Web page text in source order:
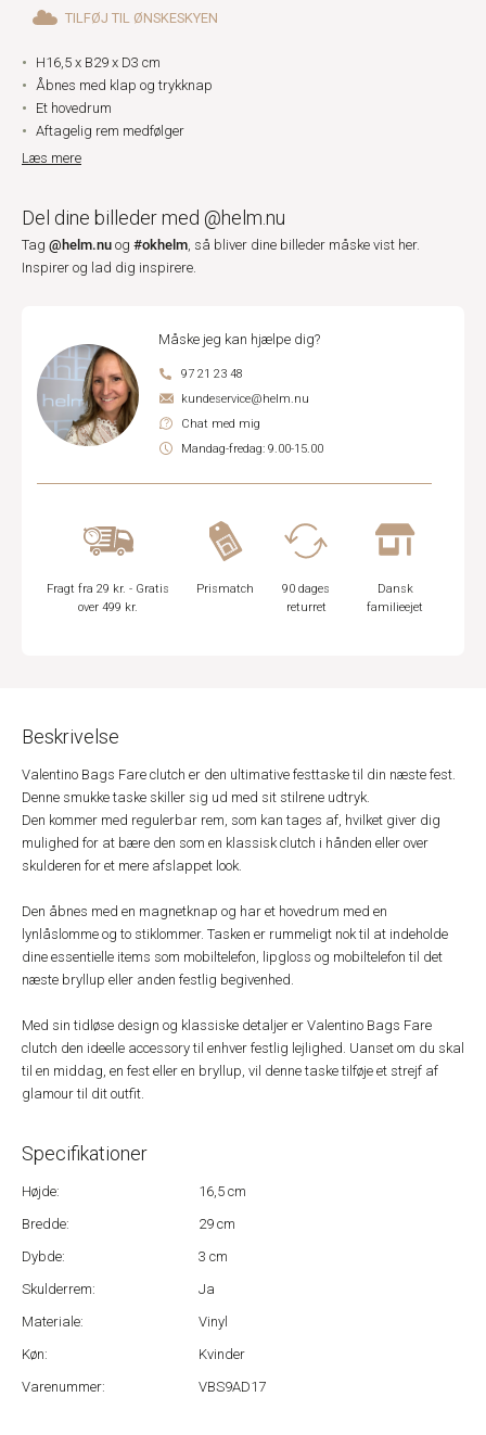
TILFØJ TIL ØNSKESKYEN
H16,5 x B29 x D3 cm
Åbnes med klap og trykknap
Et hovedrum
Aftagelig rem medfølger
Læs mere
Del dine billeder med @helm.nu
Tag @helm.nu og #okhelm, så bliver dine billeder måske vist her.
Inspirer og lad dig inspirere.
Måske jeg kan hjælpe dig?
97 21 23 48
kundeservice@helm.nu
Chat med mig
Mandag-fredag: 9.00-15.00
Fragt fra 29 kr. - Gratis
over 499 kr.
Prismatch
90 dages
returret
Dansk
familieejet
Beskrivelse
Valentino Bags Fare clutch er den ultimative festtaske til din næste fest.
Denne smukke taske skiller sig ud med sit stilrene udtryk.
Den kommer med regulerbar rem, som kan tages af, hvilket giver dig
mulighed for at bære den som en klassisk clutch i hånden eller over
skulderen for et mere afslappet look.
Den åbnes med en magnetknap og har et hovedrum med en
lynlåslomme og to stiklommer. Tasken er rummeligt nok til at indeholde
dine essentielle items som mobiltelefon, lipgloss og mobiltelefon til det
næste bryllup eller anden festlig begivenhed.
Med sin tidløse design og klassiske detaljer er Valentino Bags Fare
clutch den ideelle accessory til enhver festlig lejlighed. Uanset om du skal
til en middag, en fest eller en bryllup, vil denne taske tilføje et strejf af
glamour til dit outfit.
Specifikationer
Højde:
16,5 cm
Bredde:
29 cm
Dybde:
3 cm
Skulderrem:
Ja
Materiale:
Vinyl
Køn:
Kvinder
Varenummer:
VBS9AD17